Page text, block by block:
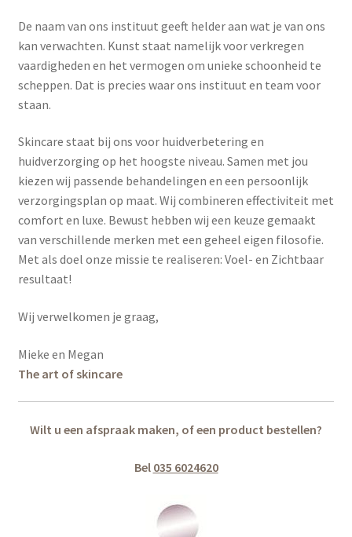
De naam van ons instituut geeft helder aan wat je van ons
kan verwachten. Kunst staat namelijk voor verkregen
vaardigheden en het vermogen om unieke schoonheid te
scheppen. Dat is precies waar ons instituut en team voor
staan.
Skincare staat bij ons voor huidverbetering en
huidverzorging op het hoogste niveau. Samen met jou
kiezen wij passende behandelingen en een persoonlijk
verzorgingsplan op maat. Wij combineren effectiviteit met
comfort en luxe. Bewust hebben wij een keuze gemaakt
van verschillende merken met een geheel eigen filosofie.
Met als doel onze missie te realiseren: Voel- en Zichtbaar
resultaat!
Wij verwelkomen je graag,
Mieke en Megan
The art of skincare
Wilt u een afspraak maken, of een product bestellen?
Bel 035 6024620